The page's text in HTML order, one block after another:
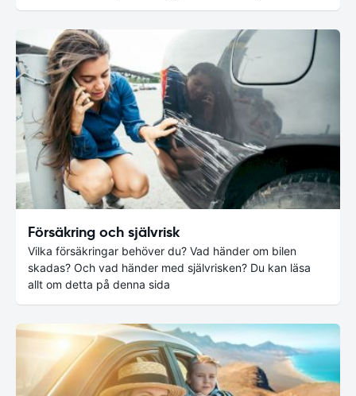
Försäkring och självrisk
Vilka försäkringar behöver du? Vad händer om bilen
skadas? Och vad händer med självrisken? Du kan läsa
allt om detta på denna sida